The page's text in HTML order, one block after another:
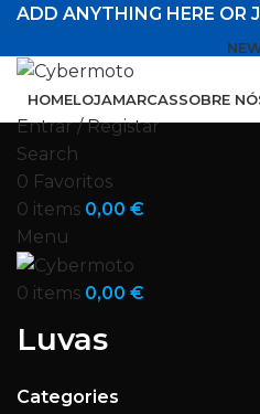
ADD ANYTHING HERE OR
HOMELOJAMARCASSOBRE
Entrar / Registar
Search
0 Favoritos
0 items 0,00 €
Menu
0 items 0,00 €
Luvas
Categories